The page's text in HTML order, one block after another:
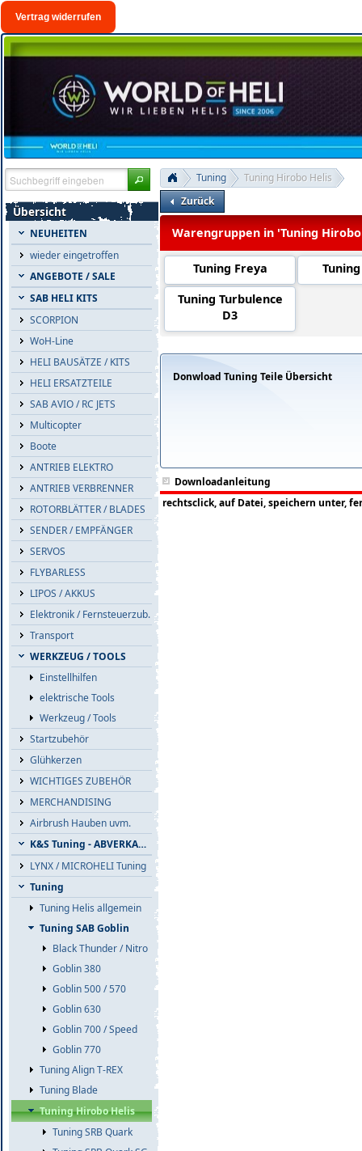
Vertrag widerrufen
Übersicht
NEUHEITEN
wieder eingetroffen
ANGEBOTE / SALE
SAB HELI KITS
SCORPION
WoH-Line
HELI BAUSÄTZE / KITS
HELI ERSATZTEILE
SAB AVIO / RC JETS
Multicopter
Boote
ANTRIEB ELEKTRO
ANTRIEB VERBRENNER
ROTORBLÄTTER / BLADES
SENDER / EMPFÄNGER
SERVOS
FLYBARLESS
LIPOS / AKKUS
Elektronik / Fernsteuerzub.
Transport
WERKZEUG / TOOLS
Einstellhilfen
elektrische Tools
Werkzeug / Tools
Startzubehör
Glühkerzen
WICHTIGES ZUBEHÖR
MERCHANDISING
Airbrush Hauben uvm.
K&S Tuning - ABVERKAUF
LYNX / MICROHELI Tuning
Tuning
Tuning Helis allgemein
Tuning SAB Goblin
Black Thunder / Nitro
Goblin 380
Goblin 500 / 570
Goblin 630
Goblin 700 / Speed
Goblin 770
Tuning Align T-REX
Tuning Blade
Tuning Hirobo Helis
Tuning SRB Quark
Tuning
Tuning Hirobo Helis
Zurück
Warengruppen in 'Tuning
Tuning Freya
Tuning Turbulence
D3
Donwload Tuning Teile Übersicht
Downloadanleitung
rechtsclick, auf Datei, speichern unter,